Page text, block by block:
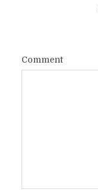
Comment